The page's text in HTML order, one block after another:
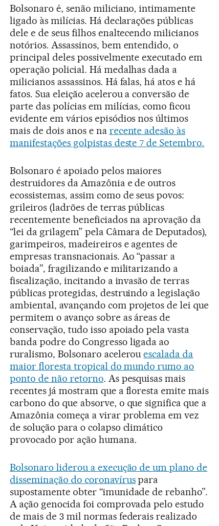
Bolsonaro é, senão miliciano, intimamente
ligado às milícias. Há declarações públicas
dele e de seus filhos enaltecendo milicianos
notórios. Assassinos, bem entendido, o
principal deles possivelmente executado em
operação policial. Há medalhas dada a
milicianos assassinos. Há falas, há atos e há
fatos. Sua eleição acelerou a conversão de
parte das polícias em milícias, como ficou
evidente em vários episódios nos últimos
mais de dois anos e na recente adesão às
manifestações golpistas deste 7 de Setembro.
Bolsonaro é apoiado pelos maiores
destruidores da Amazônia e de outros
ecossistemas, assim como de seus povos:
grileiros (ladrões de terras públicas
recentemente beneficiados na aprovação da
“lei da grilagem” pela Câmara de Deputados),
garimpeiros, madeireiros e agentes de
empresas transnacionais. Ao “passar a
boiada”, fragilizando e militarizando a
fiscalização, incitando a invasão de terras
públicas protegidas, destruindo a legislação
ambiental, avançando com projetos de lei que
permitem o avanço sobre as áreas de
conservação, tudo isso apoiado pela vasta
banda podre do Congresso ligada ao
ruralismo, Bolsonaro acelerouescalada da
maior floresta tropical do mundo rumo ao
ponto de não retorno. As pesquisas mais
recentes já mostram que a floresta emite mais
carbono do que absorve, o que significa que a
Amazônia começa a virar problema em vez
de solução para o colapso climático
provocado por ação humana.
Bolsonaro liderou a execução de um plano de
disseminação do coronavíruspara
supostamente obter “imunidade de rebanho”.
A ação genocida foi comprovada pelo estudo
de mais de 3 mil normas federais realizado